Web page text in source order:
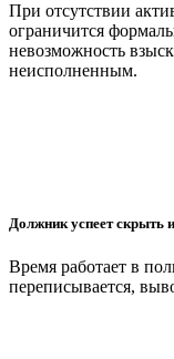
При отсутствии
ограничится
невозможность
неисполненным.
Должник успеет скрыть
Время работает в
переписывается,